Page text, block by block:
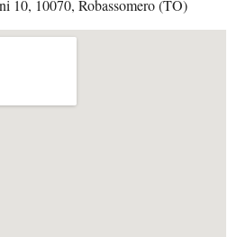
10, 10070, Robassomero (TO)